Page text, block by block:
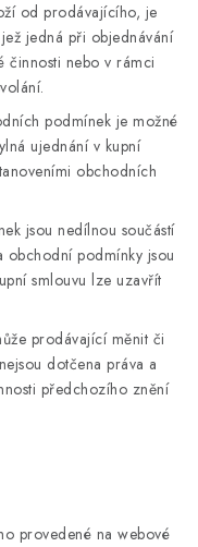
od prodávajícího, je
jedná při objednávání
činnosti nebo v rámci
podmínek je možné
ujednání v kupní
obchodních
jsou nedílnou součástí
obchodní podmínky jsou
smlouvu lze uzavřít
prodávající měnit či
dotčena práva a
předchozího znění
provedené na webové